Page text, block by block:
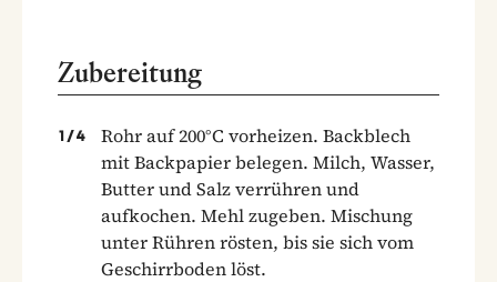
Zubereitung
1 /4
Rohr auf 200°C vorheizen. Backblech
mit Backpapier belegen. Milch, Wasser,
Butter und Salz verrühren und
aufkochen. Mehl zugeben. Mischung
unter Rühren rösten, bis sie sich vom
Geschirrboden löst.